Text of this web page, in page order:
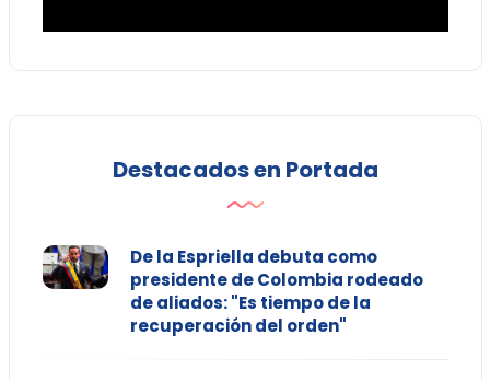
Destacados en Portada
De la Espriella debuta como
presidente de Colombia rodeado
de aliados: "Es tiempo de la
recuperación del orden"